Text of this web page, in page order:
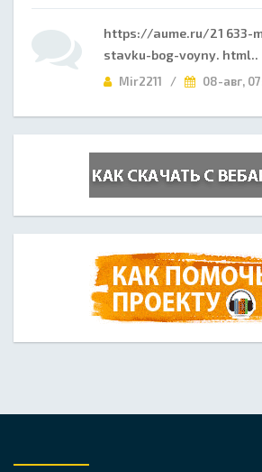
https://aume.ru/21 633-
stavku-bog-voyny. html..
Mir2211 / 08-авг,